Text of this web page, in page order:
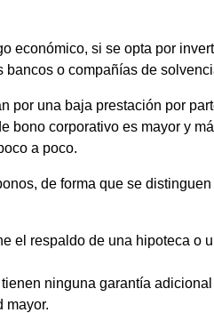
económico, si se opta por
o compañías de
por una baja prestación por
bono corporativo es mayor y
a poco.
de forma que se
el respaldo de una hipoteca o
ninguna garantía
mayor.